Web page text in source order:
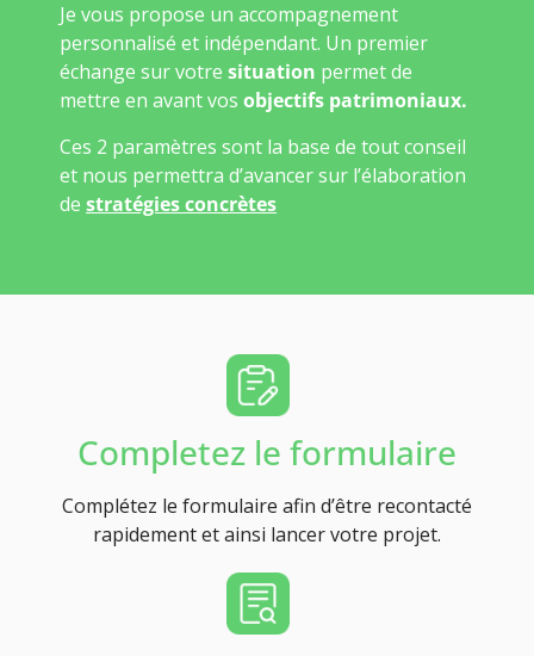
Je vous propose un accompagnement
personnalisé et indépendant. Un premier
échange sur votre situation permet de
mettre en avant vos objectifs patrimoniaux.
Ces 2 paramètres sont la base de tout conseil
et nous permettra d’avancer sur l’élaboration
de stratégies concrètes
Completez le formulaire
Complétez le formulaire afin d’être recontacté
rapidement et ainsi lancer votre projet.